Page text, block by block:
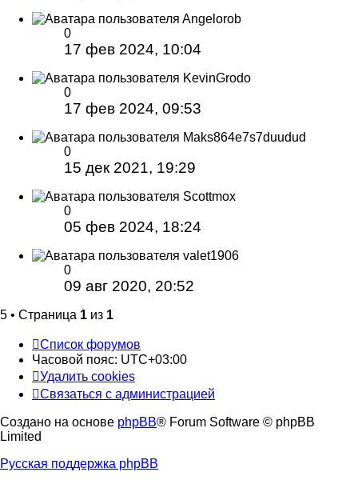
Angelorob
0
17 фев 2024, 10:04
KevinGrodo
0
17 фев 2024, 09:53
Maks864e7s7duudud
0
15 дек 2021, 19:29
Scottmox
0
05 фев 2024, 18:24
valet1906
0
09 авг 2020, 20:52
5 • Страница 1 из 1
Список форумов
Часовой пояс: UTC+03:00
Удалить cookies
Связаться с администрацией
Создано на основе phpBB® Forum Software © phpBB
Limited
Русская поддержка phpBB